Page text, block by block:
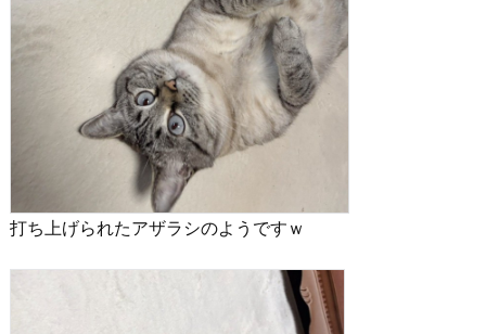
打ち上げられたアザラシのようですｗ